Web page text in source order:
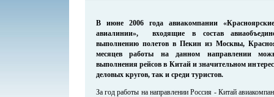
В июне 2006 года авиакомпании
авиалинии», входящие в состав
выполнению полетов в Пекин из Москвы,
месяцев работы на данном направлении
выполнения рейсов в Китай и значительном
деловых кругов, так и среди туристов.
За год работы на направлении Россия - Китай